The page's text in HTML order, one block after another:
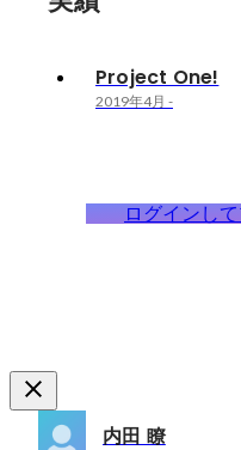
Project One!
2019年4月 -
ログインし
内田 瞭